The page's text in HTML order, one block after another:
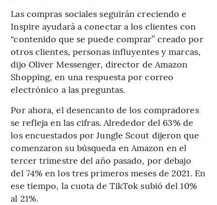
Las compras sociales seguirán creciendo e
Inspire ayudará a conectar a los clientes con
“contenido que se puede comprar” creado por
otros clientes, personas influyentes y marcas,
dijo Oliver Messenger, director de Amazon
Shopping, en una respuesta por correo
electrónico a las preguntas.
Por ahora, el desencanto de los compradores
se refleja en las cifras. Alrededor del 63% de
los encuestados por Jungle Scout dijeron que
comenzaron su búsqueda en Amazon en el
tercer trimestre del año pasado, por debajo
del 74% en los tres primeros meses de 2021. En
ese tiempo, la cuota de TikTok subió del 10%
al 21%.